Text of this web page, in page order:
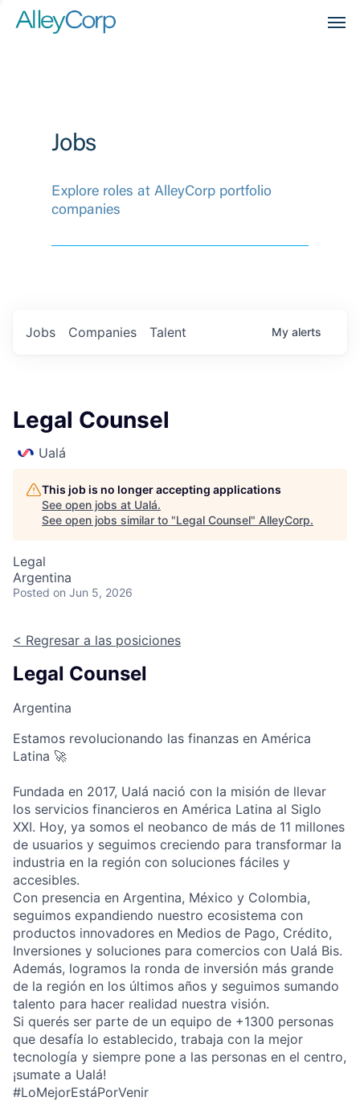
Jobs
Explore roles at AlleyCorp portfolio
companies
Jobs Companies Talent My alerts
Legal Counsel
Ualá
This job is no longer accepting applications
See open jobs at Ualá.
See open jobs similar to "Legal Counsel" AlleyCorp.
Legal
Argentina
Posted on Jun 5, 2026
< Regresar a las posiciones
Legal Counsel
Argentina
Estamos revolucionando las finanzas en América
Latina 🚀
Fundada en 2017, Ualá nació con la misión de llevar
los servicios financieros en América Latina al Siglo
XXI. Hoy, ya somos el neobanco de más de 11 millones
de usuarios y seguimos creciendo para transformar la
industria en la región con soluciones fáciles y
accesibles.
Con presencia en Argentina, México y Colombia,
seguimos expandiendo nuestro ecosistema con
productos innovadores en Medios de Pago, Crédito,
Inversiones y soluciones para comercios con Ualá Bis.
Además, logramos la ronda de inversión más grande
de la región en los últimos años y seguimos sumando
talento para hacer realidad nuestra visión.
Si querés ser parte de un equipo de +1300 personas
que desafía lo establecido, trabaja con la mejor
tecnología y siempre pone a las personas en el centro,
¡sumate a Ualá!
#LoMejorEstáPorVenir